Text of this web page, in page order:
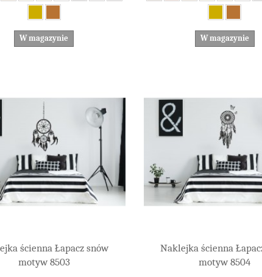
W magazynie W magazynie
ścienna Łapacz snów
motyw 8503
Naklejka ścienna
motyw 8504